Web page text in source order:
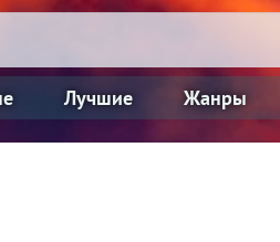
Лучшие Жанры